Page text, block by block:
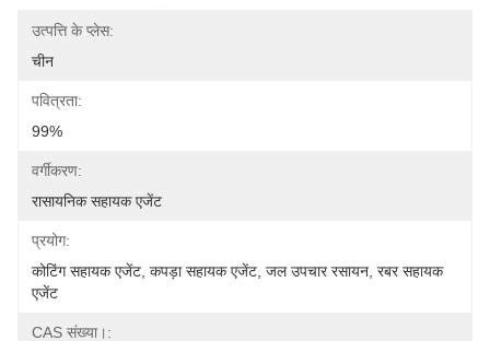
उत्पत्ति के प्लेस:
चीन
पवित्रता:
99%
वर्गीकरण:
रासायनिक सहायक एजेंट
प्रयोग:
कोटिंग सहायक एजेंट, कपड़ा सहायक एजेंट, जल उपचार रसायन, रबर सहायक
एजेंट
CAS संख्या।: